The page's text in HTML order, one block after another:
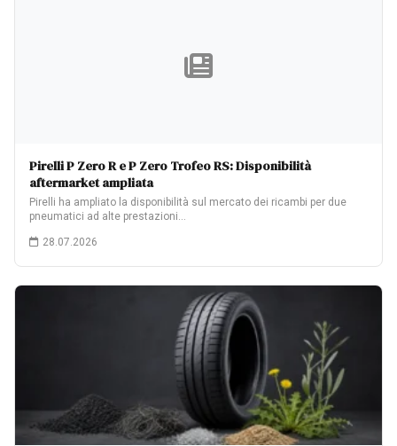
Pirelli P Zero R e P Zero Trofeo RS: Disponibilità
aftermarket ampliata
Pirelli ha ampliato la disponibilità sul mercato dei ricambi per due
pneumatici ad alte prestazioni…
28.07.2026